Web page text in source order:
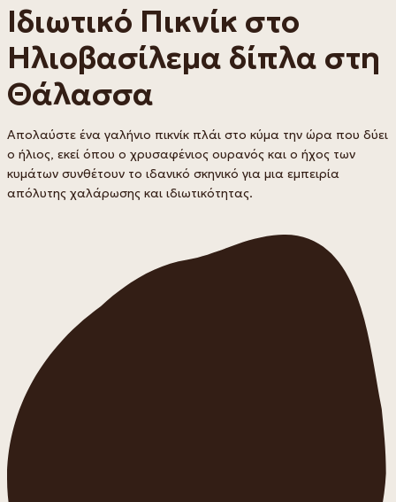
Ιδιωτικό Πικνίκ στο
Ηλιοβασίλεμα δίπλα στη
Θάλασσα
Απολαύστε ένα γαλήνιο πικνίκ πλάι στο κύμα την ώρα που δύει
ο ήλιος, εκεί όπου ο χρυσαφένιος ουρανός και ο ήχος των
κυμάτων συνθέτουν το ιδανικό σκηνικό για μια εμπειρία
απόλυτης χαλάρωσης και ιδιωτικότητας.